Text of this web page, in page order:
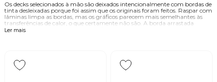
Os decks selecionados à mão são deixados intencionalmente com bordas de
tinta desleixadas porque foi assim que os originais foram feitos. Raspar com
lâminas limpa as bordas, mas os gráficos parecem mais semelhantes às
transferências de calor, o que certamente não são. A borda arrastada
ocasional na impressão de arte gráfica também é normal.
Ler mais